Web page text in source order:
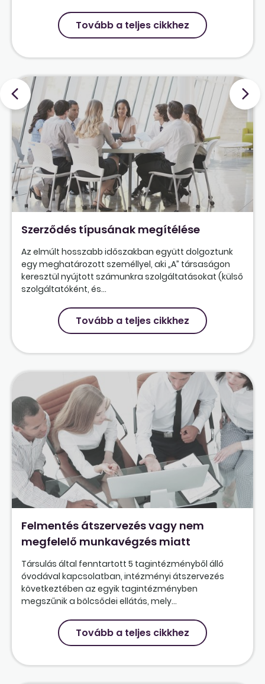
Tovább a teljes cikkhez
Szerződés típusának megítélése
Az elmúlt hosszabb időszakban együtt dolgoztunk
egy meghatározott személlyel, aki „A” társaságon
keresztül nyújtott számunkra szolgáltatásokat (külső
szolgáltatóként, és...
Tovább a teljes cikkhez
Felmentés átszervezés vagy nem
megfelelő munkavégzés miatt
Társulás által fenntartott 5 tagintézményből álló
óvodával kapcsolatban, intézményi átszervezés
következtében az egyik tagintézményben
megszűnik a bölcsődei ellátás, mely...
Tovább a teljes cikkhez